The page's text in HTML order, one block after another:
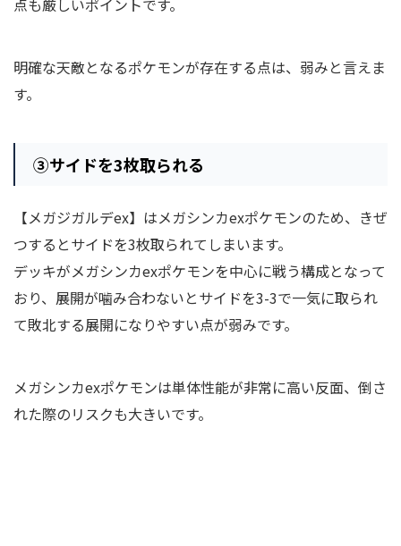
明確な天敵となるポケモンが存在する点は、弱みと言えま
す。
③サイドを3枚取られる
【メガジガルデex】はメガシンカexポケモンのため、きぜ
つするとサイドを3枚取られてしまいます。
デッキがメガシンカexポケモンを中心に戦う構成となって
おり、展開が噛み合わないとサイドを3-3で一気に取られ
て敗北する展開になりやすい点が弱みです。
メガシンカexポケモンは単体性能が非常に高い反面、倒さ
れた際のリスクも大きいです。